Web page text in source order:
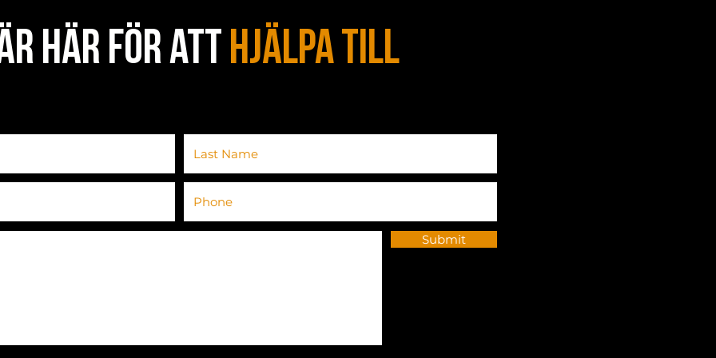
här för att hjälpa till
Submit